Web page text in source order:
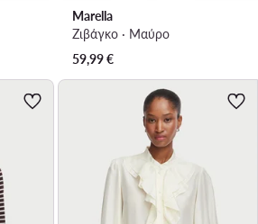
Marella
Ζιβάγκο · Μαύρο
59,99€